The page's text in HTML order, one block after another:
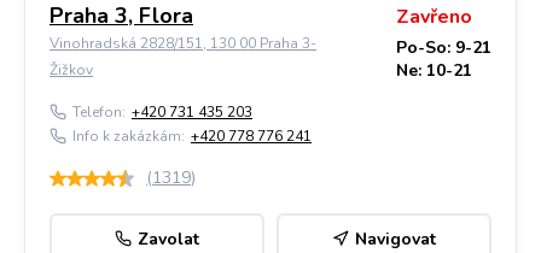
Praha 3, Flora
Vinohradská 2828/151, 130 00 Praha 3-
Žižkov
Zavřeno
Po-So: 9-21
Ne: 10-21
Telefon: +420 731 435 203
Info k zakázkám: +420 778 776 241
(1319)
Zavolat Navigovat